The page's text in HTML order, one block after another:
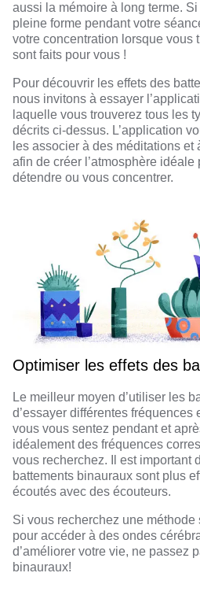
aussi la mémoire à long terme.
pleine forme pendant votre
votre concentration lorsque vous
sont faits pour vous !
Pour découvrir les effets des
nous invitons à essayer
laquelle vous trouverez tous les
décrits ci-dessus. L’application
les associer à des méditations et
afin de créer l’atmosphère idéale
détendre ou vous concentrer.
Optimiser les effets des
Le meilleur moyen d’utiliser les
d’essayer différentes fréquences
vous vous sentez pendant et
idéalement des fréquences
vous recherchez. Il est important
battements binauraux sont plus
écoutés avec des écouteurs.
Si vous recherchez une
pour accéder à des ondes
d’améliorer votre vie, ne passez
binauraux!